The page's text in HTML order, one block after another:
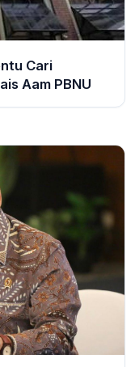
Cari
Aam PBNU